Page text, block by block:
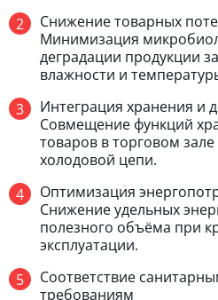
Снижение товарных
Минимизация
деградации продукции
влажности и
Интеграция хранения и
Совмещение функций
товаров в торговом
холодовой цепи.
Оптимизация
Снижение удельных
полезного объёма при
эксплуатации.
Соответствие
требованиям